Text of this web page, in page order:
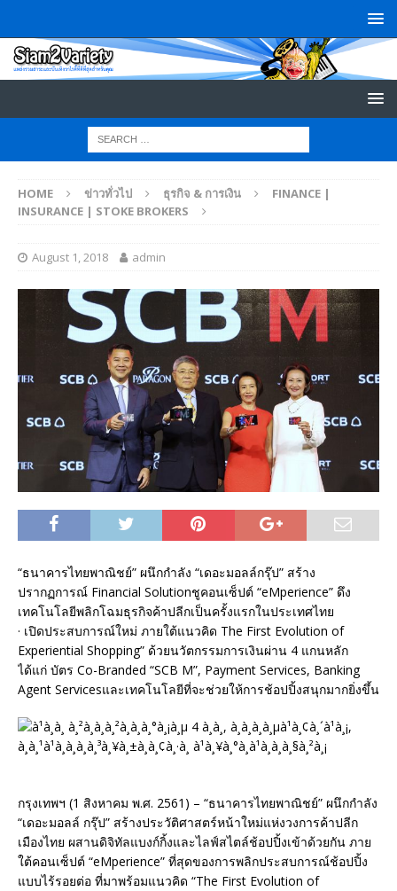
HOME ข่าวทั่วไป ธุรกิจ & การเงิน
FINANCE |
INSURANCE | STOKE BROKERS
August 1, 2018 admin
“ธนาคารไทยพาณิชย์” ผนึกกำลัง “เดอะมอลล์กรุ๊ป” สร้าง
ปรากฏการณ์ Financial Solutionชูคอนเซ็ปต์ “eMperience” ดึง
เทคโนโลยีพลิกโฉมธุรกิจค้าปลีกเป็นครั้งแรกในประเทศไทย
· เปิดประสบการณ์ใหม่ ภายใต้แนวคิด The First Evolution of
Experiential Shopping” ด้วยนวัตกรรมการเงินผ่าน 4 แกนหลัก
ได้แก่ บัตร Co-Branded “SCB M”, Payment Services, Banking
Agent Servicesและเทคโนโลยีที่จะช่วยให้การช้อปปิ้งสนุกมากยิ่งขึ้น
กรุงเทพฯ (1 สิงหาคม พ.ศ. 2561) – “ธนาคารไทยพาณิชย์” ผนึกกำลัง
“เดอะมอลล์ กรุ๊ป” สร้างประวัติศาสตร์หน้าใหม่แห่งวงการค้าปลีก
เมืองไทย ผสานดิจิทัลแบงก์กิ้งและไลฟ์สไตล์ช้อปปิ้งเข้าด้วยกัน ภาย
ใต้คอนเซ็ปต์ “eMperience” ที่สุดของการพลิกประสบการณ์ช้อปปิ้ง
แบบไร้รอยต่อ ที่มาพร้อมแนวคิด “The First Evolution of